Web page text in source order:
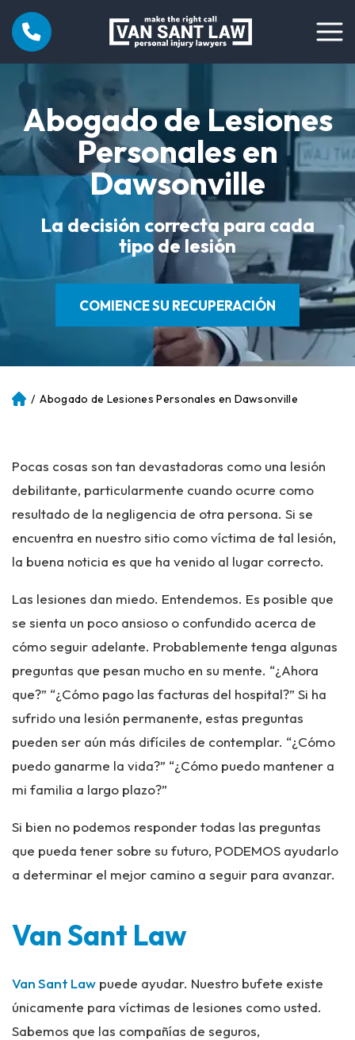
Abogado de Lesiones
Personales en
Dawsonville
La decisión correcta para cada
tipo de lesión
COMIENCE SU RECUPERACIÓN
Ini / Abogado de Lesiones Personales en Dawsonville
Pocas cosas son tan devastadoras como una lesión
debilitante, particularmente cuando ocurre como
resultado de la negligencia de otra persona. Si se
encuentra en nuestro sitio como víctima de tal lesión,
la buena noticia es que ha venido al lugar correcto.
Las lesiones dan miedo. Entendemos. Es posible que
se sienta un poco ansioso o confundido acerca de
cómo seguir adelante. Probablemente tenga algunas
preguntas que pesan mucho en su mente. “¿Ahora
que?” “¿Cómo pago las facturas del hospital?” Si ha
sufrido una lesión permanente, estas preguntas
pueden ser aún más difíciles de contemplar. “¿Cómo
puedo ganarme la vida?” “¿Cómo puedo mantener a
mi familia a largo plazo?”
Si bien no podemos responder todas las preguntas
que pueda tener sobre su futuro, PODEMOS ayudarlo
a determinar el mejor camino a seguir para avanzar.
Van Sant Law
Van Sant Law puede ayudar. Nuestro bufete existe
únicamente para víctimas de lesiones como usted.
Sabemos que las compañías de seguros,